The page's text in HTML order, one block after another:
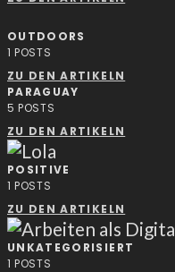
OUTDOORS
1 POSTS
ZU DEN ARTIKELN
PARAGUAY
5 POSTS
ZU DEN ARTIKELN
POSITIVE
1 POSTS
ZU DEN ARTIKELN
UNKATEGORISIERT
1 POSTS